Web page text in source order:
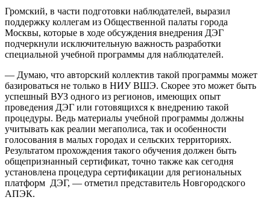
Громский, в части подготовки наблюдателей, выразил
поддержку коллегам из Общественной палаты города
Москвы, которые в ходе обсуждения внедрения ДЭГ
подчеркнули исключительную важность разработки
специальной учебной программы для наблюдателей.
— Думаю, что авторский коллектив такой программы может
базироваться не только в НИУ ВШЭ. Скорее это может быть
успешный ВУЗ одного из регионов, имеющих опыт
проведения ДЭГ или готовящихся к внедрению такой
процедуры. Ведь материалы учебной программы должны
учитывать как реалии мегаполиса, так и особенности
голосования в малых городах и сельских территориях.
Результатом прохождения такого обучения должен быть
общепризнанный сертификат, точно также как сегодня
установлена процедура сертификации для региональных
платформ ДЭГ, — отметил представитель Новгородского
АПЭК.